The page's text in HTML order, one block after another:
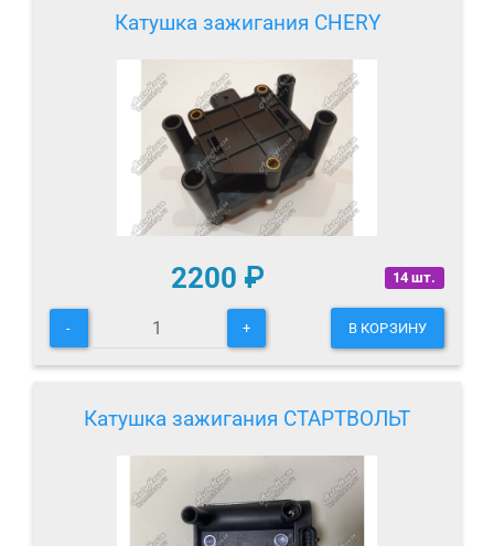
Катушка зажигания CHERY
14 шт.
2200 ₽
- + В КОРЗИНУ
Катушка зажигания СТАРТВОЛЬТ